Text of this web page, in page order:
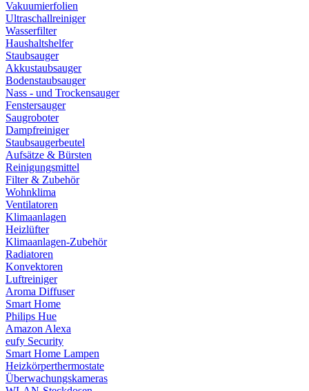
Vakuumierfolien
Ultraschallreiniger
Wasserfilter
Haushaltshelfer
Staubsauger
Akkustaubsauger
Bodenstaubsauger
Nass - und Trockensauger
Fenstersauger
Saugroboter
Dampfreiniger
Staubsaugerbeutel
Aufsätze & Bürsten
Reinigungsmittel
Filter & Zubehör
Wohnklima
Ventilatoren
Klimaanlagen
Heizlüfter
Klimaanlagen-Zubehör
Radiatoren
Konvektoren
Luftreiniger
Aroma Diffuser
Smart Home
Philips Hue
Amazon Alexa
eufy Security
Smart Home Lampen
Heizkörperthermostate
Überwachungskameras